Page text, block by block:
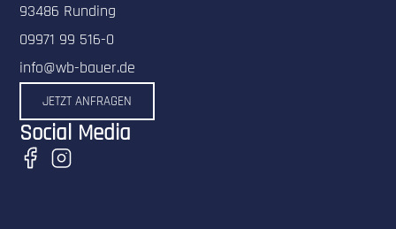
93486 Runding
09971 99 516-0
info@wb-bauer.de
JETZT ANFRAGEN
Social Media